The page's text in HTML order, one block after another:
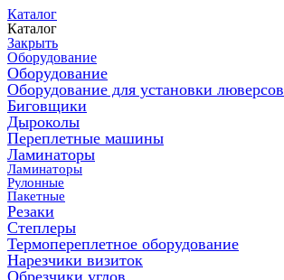
Каталог
Каталог
Закрыть
Оборудование
Оборудование
Оборудование для установки люверсов
Биговщики
Дыроколы
Переплетные машины
Ламинаторы
Ламинаторы
Рулонные
Пакетные
Резаки
Степлеры
Термопереплетное оборудование
Нарезчики визиток
Обрезчики углов